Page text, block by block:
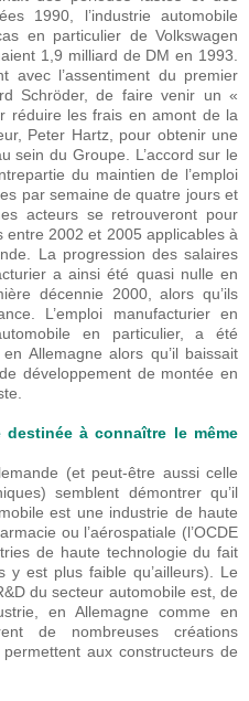
1990, l’industrie automobile
en particulier de Volkswagen
1,9 milliard de DM en 1993.
avec l’assentiment du premier
Schröder, de faire venir un «
réduire les frais en amont de la
Peter Hartz, pour obtenir une
sein du Groupe. L’accord sur le
du maintien de l’emploi
par semaine de quatre jours et
acteurs se retrouveront pour
entre 2002 et 2005 applicables à
La progression des salaires
a ainsi été quasi nulle en
décennie 2000, alors qu’ils
L’emploi manufacturier en
en particulier, a été
Allemagne alors qu’il baissait
développement de montée en
destinée à connaître le même
(et peut-être aussi celle
semblent démontrer qu’il
est une industrie de haute
ou l’aérospatiale (l’OCDE
de haute technologie du fait
y est plus faible qu’ailleurs). Le
du secteur automobile est, de
en Allemagne comme en
de nombreuses créations
aux constructeurs de